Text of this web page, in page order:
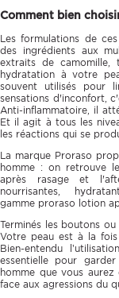
Comment bien
Les formulations de
des ingrédients aux
extraits de
hydratation à votre
souvent utilisés pour
sensations d'inconfort,
Anti-inflammatoire, il
Et il agit à tous les
les réactions qui se
La marque Proraso
homme : on retrouve
après rasage et
nourrisantes,
gamme proraso lotion
Terminés les boutons
Votre peau est à la fois
Bien-entendu
essentielle pour
homme que vous
face aux agressions du